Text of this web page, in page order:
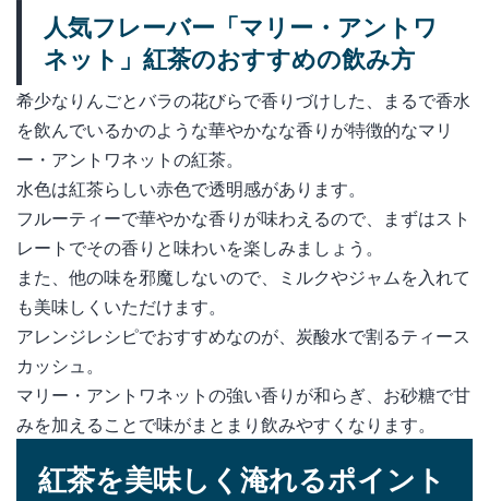
人気フレーバー「マリー・アントワ
ネット」紅茶のおすすめの飲み方
希少なりんごとバラの花びらで香りづけした、まるで香水
を飲んでいるかのような華やかなな香りが特徴的なマリ
ー・アントワネットの紅茶。
水色は紅茶らしい赤色で透明感があります。
フルーティーで華やかな香りが味わえるので、まずはスト
レートでその香りと味わいを楽しみましょう。
また、他の味を邪魔しないので、ミルクやジャムを入れて
も美味しくいただけます。
アレンジレシピでおすすめなのが、炭酸水で割るティース
カッシュ。
マリー・アントワネットの強い香りが和らぎ、お砂糖で甘
みを加えることで味がまとまり飲みやすくなります。
紅茶を美味しく淹れるポイント